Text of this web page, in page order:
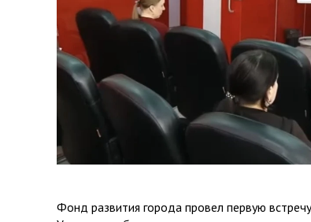
Фонд развития города провел первую